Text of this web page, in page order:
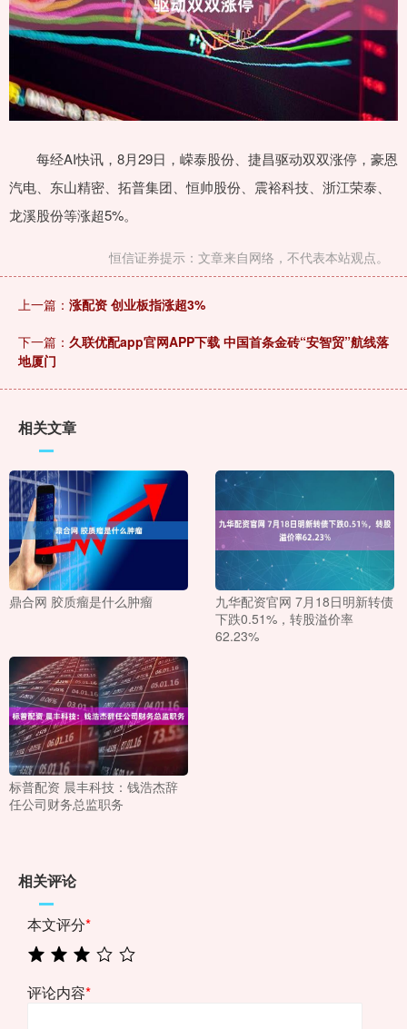
每经AI快讯，8月29日，嵘泰股份、捷昌驱动双双涨停，豪恩
汽电、东山精密、拓普集团、恒帅股份、震裕科技、浙江荣泰、
龙溪股份等涨超5%。
恒信证券提示：文章来自网络，不代表本站观点。
上一篇： 涨配资 创业板指涨超3%
下一篇： 久联优配app官网APP下载 中国首条金砖“安智贸”航线落
地厦门
相关文章
鼎合网 胶质瘤是什么肿瘤
九华配资官网 7月18日明新转债
下跌0.51%，转股溢价率
62.23%
标普配资 晨丰科技：钱浩杰辞
任公司财务总监职务
相关评论
本文评分*
评论内容*